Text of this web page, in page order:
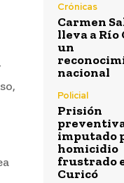
Crónicas
Carmen
lleva a Río
un
nacional
Policial
Prisión
imputado
homicidio
frustrado
Curicó